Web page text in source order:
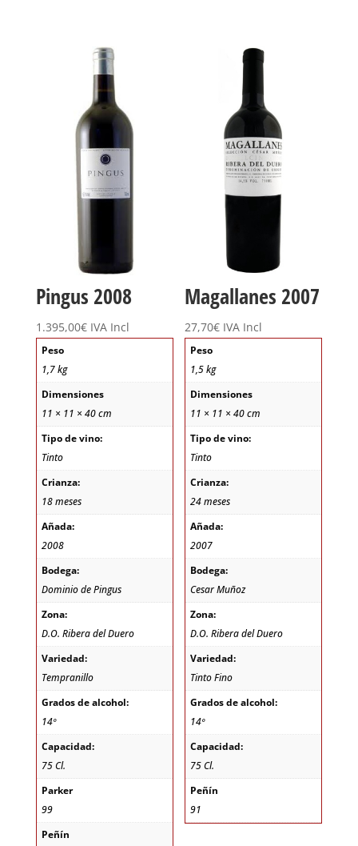
Pingus 2008
1.395,00€ IVA Incl
Peso
1,7 kg
Dimensiones
11 × 11 × 40 cm
Tipo de vino:
Tinto
Crianza:
18 meses
Añada:
2008
Bodega:
Dominio de Pingus
Zona:
D.O. Ribera del Duero
Variedad:
Tempranillo
Grados de alcohol:
14º
Capacidad:
75 Cl.
Parker
99
Peñín
Magallanes 2007
27,70€ IVA Incl
Peso
1,5 kg
Dimensiones
11 × 11 × 40 cm
Tipo de vino:
Tinto
Crianza:
24 meses
Añada:
2007
Bodega:
Cesar Muñoz
Zona:
D.O. Ribera del Duero
Variedad:
Tinto Fino
Grados de alcohol:
14º
Capacidad:
75 Cl.
Peñín
91